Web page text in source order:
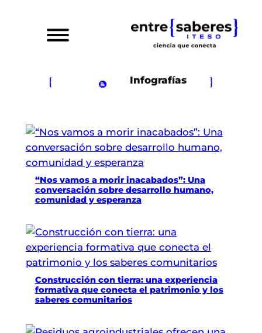
contenido
Infografías
“Nos vamos a morir inacabados”: Una
conversación sobre desarrollo humano,
comunidad y esperanza
Construcción con tierra: una experiencia
formativa que conecta el patrimonio y los
saberes comunitarios